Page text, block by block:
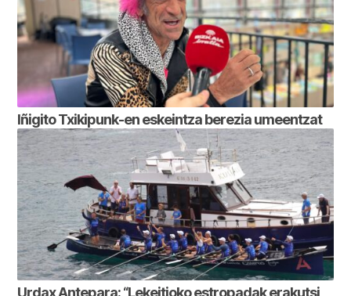
Iñigito Txikipunk-en eskeintza berezia umeentzat
Urdax Antepara: “Lekeitioko estropadak erakutsi